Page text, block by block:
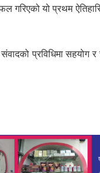
गरिएको यो प्रथम
प्रविधिमा सहयोग